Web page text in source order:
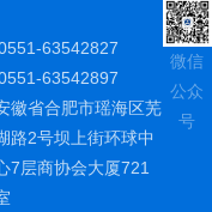
63542827
63542897
徽省合肥市瑶海区芜
路2号坝上街环球中
7层商协会大厦721
微信
公众
号